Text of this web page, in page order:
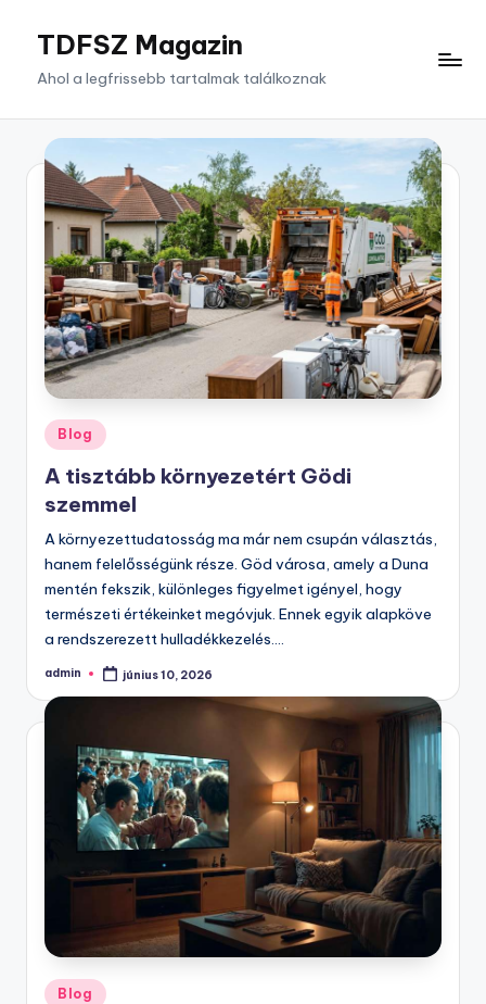
TDFSZ Magazin
Ahol a legfrissebb tartalmak találkoznak
Posted
in
Blog
A tisztább környezetért Gödi
szemmel
A környezettudatosság ma már nem csupán választás,
hanem felelősségünk része. Göd városa, amely a Duna
mentén fekszik, különleges figyelmet igényel, hogy
természeti értékeinket megóvjuk. Ennek egyik alapköve
a rendszerezett hulladékkezelés.…
Posted
admin június 10, 2026
Posted
Blog